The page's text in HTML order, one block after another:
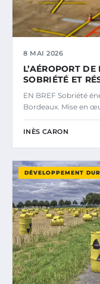
8 MAI 2026
L’AÉROPORT
SOBRIÉTÉ ET
EN BREF Sobriété
Bordeaux. Mise en
INÈS CARON
DÉVELOPPEMENT